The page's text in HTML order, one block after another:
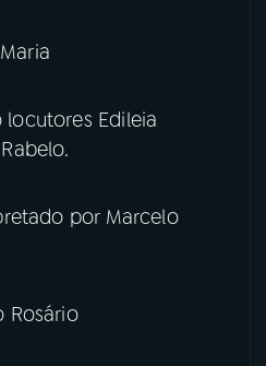
Edileia
por Marcelo
Rosário